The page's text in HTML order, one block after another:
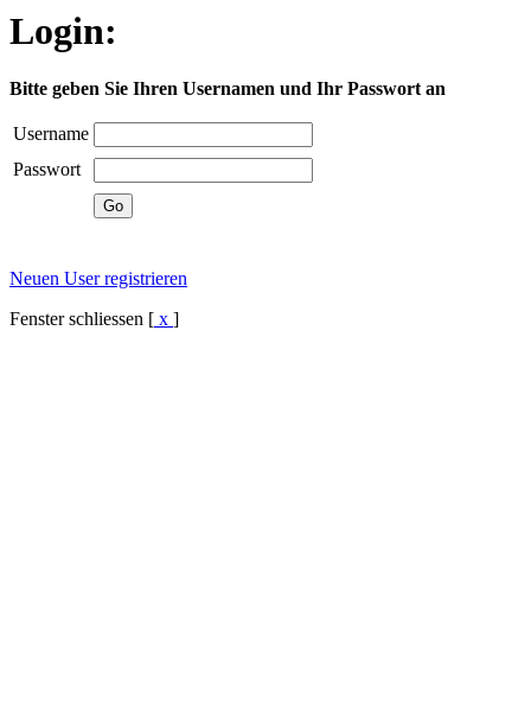
Login:
Bitte geben Sie Ihren Usernamen und Ihr Passwort an
Username
Passwort
Neuen User registrieren
Fenster schliessen [ x ]